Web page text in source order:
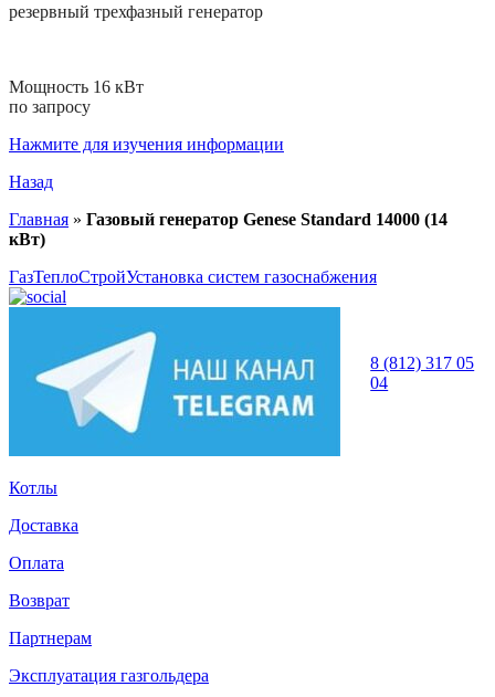
резервный трехфазный генератор
Мощность 16 кВт
по запросу
Нажмите для изучения информации
Назад
Главная » Газовый генератор Genese Standard 14000 (14
кВт)
ГазТеплоСтройУстановка систем газоснабжения
8 (812) 317 05
04
Котлы
Доставка
Оплата
Возврат
Партнерам
Эксплуатация газгольдера